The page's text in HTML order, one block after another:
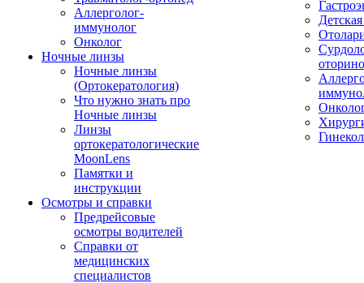
Аллерголог-
иммунолог
Онколог
Ночные линзы
Ночные линзы
(Ортокератология)
Что нужно знать про
Ночные линзы
Линзы
ортокератологические
MoonLens
Памятки и
инструкции
Осмотры и справки
Предрейсовые
осмотры водителей
Справки от
медицинских
специалистов